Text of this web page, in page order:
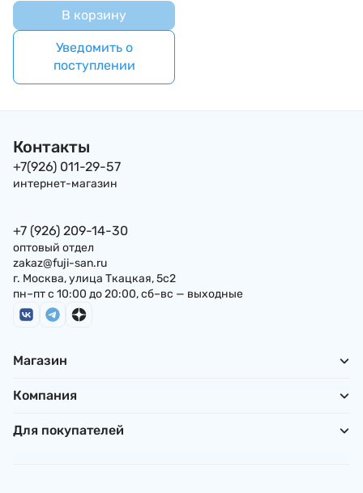
В корзину
Уведомить о
поступлении
Контакты
+7(926) 011-29-57
интернет-магазин
+7 (926) 209-14-30
оптовый отдел
zakaz@fuji-san.ru
г. Москва, улица Ткацкая, 5с2
пн–пт с 10:00 до 20:00, сб–вс — выходные
Магазин
Компания
Для покупателей